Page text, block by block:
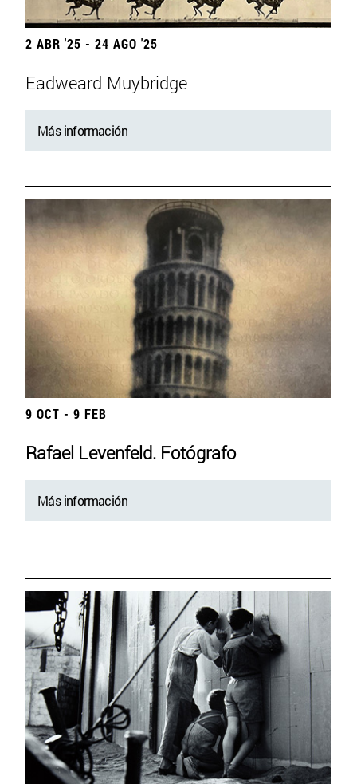
2 ABR '25 - 24 AGO '25
Eadweard Muybridge
Más información
9 OCT - 9 FEB
Rafael Levenfeld. Fotógrafo
Más información